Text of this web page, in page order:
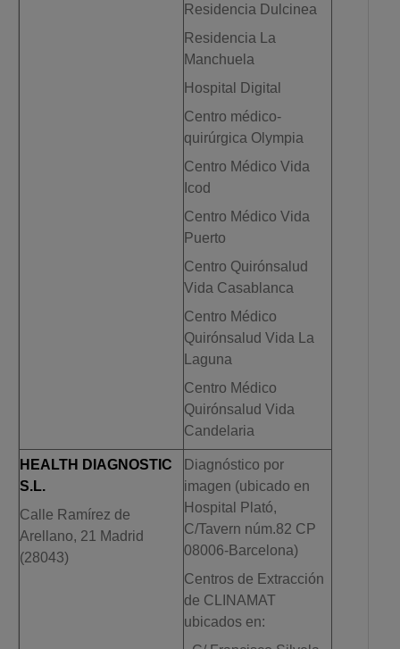
Residencia Dulcinea
Residencia La
Manchuela
Hospital Digital
Centro médico-
quirúrgica Olympia
Centro Médico Vida
Icod
Centro Médico Vida
Puerto
Centro Quirónsalud
Vida Casablanca
Centro Médico
Quirónsalud Vida La
Laguna
Centro Médico
Quirónsalud Vida
Candelaria
HEALTH DIAGNOSTIC
S.L.
Calle Ramírez de
Arellano, 21 Madrid
(28043)
Diagnóstico por
imagen (ubicado en
Hospital Plató,
C/Tavern núm.82 CP
08006-Barcelona)
Centros de Extracción
de CLINAMAT
ubicados en: